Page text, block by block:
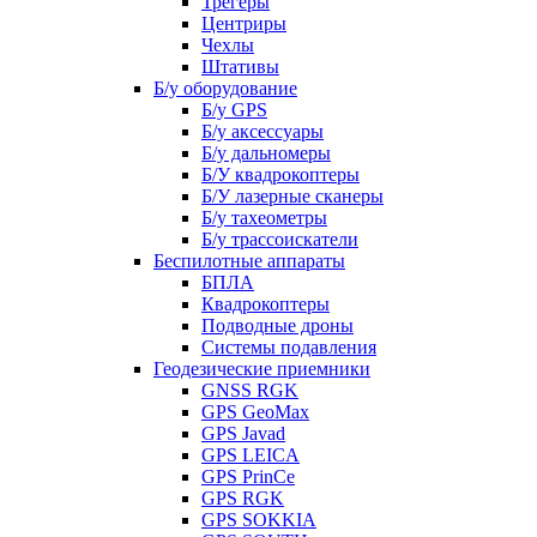
Центриры
Чехлы
Штативы
Б/у оборудование
Б/у GPS
Б/у аксессуары
Б/у дальномеры
Б/У квадрокоптеры
Б/У лазерные сканеры
Б/у тахеометры
Б/у трассоискатели
Беспилотные аппараты
БПЛА
Квадрокоптеры
Подводные дроны
Системы подавления
Геодезические приемники
GNSS RGK
GPS GeoMax
GPS Javad
GPS LEICA
GPS PrinCe
GPS RGK
GPS SOKKIA